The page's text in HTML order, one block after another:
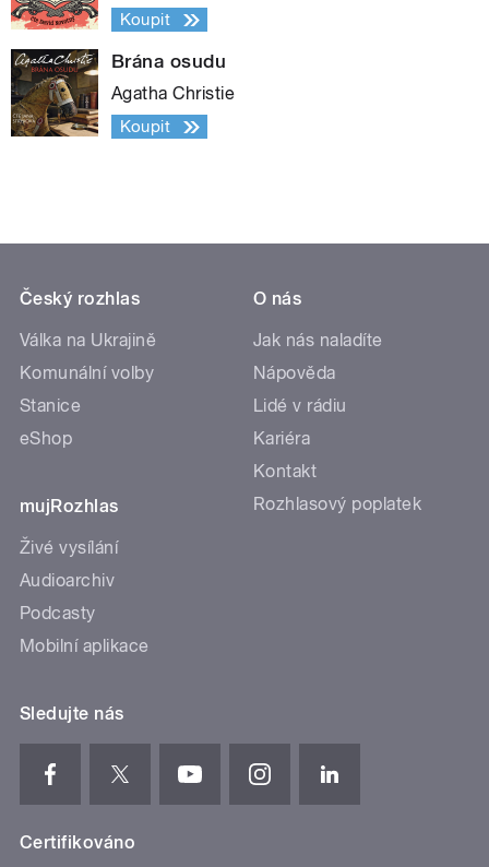
Koupit
Brána osudu
Agatha Christie
Koupit
Český rozhlas
Válka na Ukrajině
Komunální volby
Stanice
eShop
mujRozhlas
Živé vysílání
Audioarchiv
Podcasty
Mobilní aplikace
O nás
Jak nás naladíte
Nápověda
Lidé v rádiu
Kariéra
Kontakt
Rozhlasový poplatek
Sledujte nás
Certifikováno